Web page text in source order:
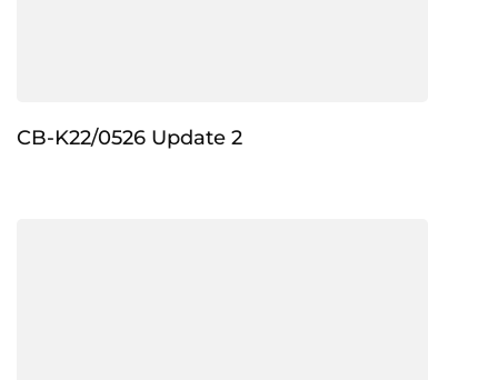
CB-K22/0526 Update 2